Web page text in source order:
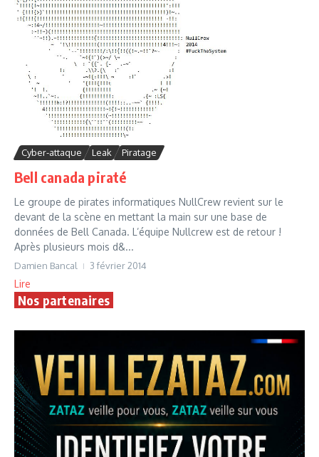
Cyber-attaque Leak Piratage
Bell canada piraté
Le groupe de pirates informatiques NullCrew revient sur le
devant de la scène en mettant la main sur une base de
données de Bell Canada. L’équipe Nullcrew est de retour !
Après plusieurs mois d&...
Damien Bancal 3 février 2014
Lire
Nos partenaires